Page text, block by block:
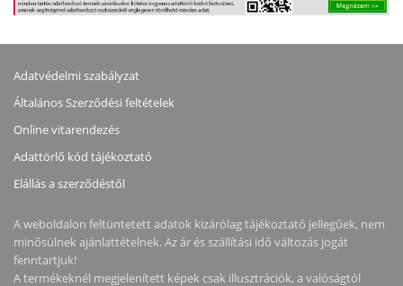
Adatvédelmi szabályzat
Általános Szerződési feltételek
Online vitarendezés
Adattörlő kód tájékoztató
Elállás a szerződéstől
A weboldalon feltüntetett adatok kizárólag tájékoztató jellegűek, nem
minősülnek ajánlattételnek. Az ár és szállítási idő változás jogát
fenntartjuk!
A termékeknél megjelenített képek csak illusztrációk, a valóságtól